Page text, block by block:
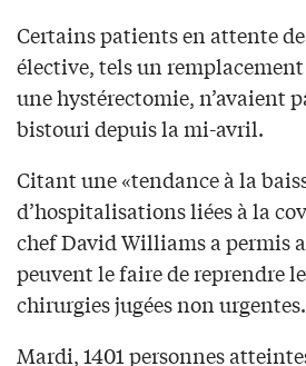
Certains patients en attente
élective, tels un
une hystérectomie, n’avaient
bistouri depuis la mi-avril.
Citant une «tendance à la
d’hospitalisations liées à la
chef David Williams a permis
peuvent le faire de reprendre
chirurgies jugées non urgentes.
Mardi, 1401 personnes